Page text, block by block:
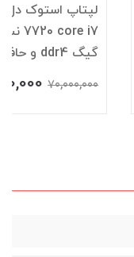
گیگ ddr4 و حافظه SSD 512 گیگ
70,000,000